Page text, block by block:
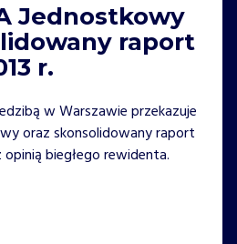
Jednostkowy
raport
r.
w Warszawie przekazuje
oraz skonsolidowany raport
biegłego rewidenta.